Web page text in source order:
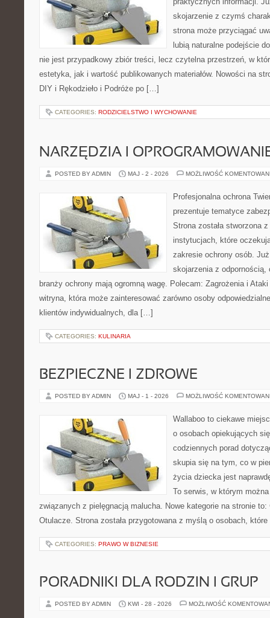
skojarzenie z czymś
strona może przyciągać
lubią naturalne podejście
nie jest przypadkowy zbiór treści, lecz czytelna przestrzeń, w
estetyka, jak i wartość publikowanych materiałów. Nowości na
DIY i Rękodzieło i Podróże po […]
CATEGORIES: RODZICIELSTWO I WYCHOWANIE
NARZĘDZIA I
POSTED BY ADMIN MAJ - 2 - 2026 MOŻLIWOŚĆ
Profesjonalna ochrona
prezentuje tematyce
Strona została stworzona
instytucjach, które
zakresie ochrony osób.
skojarzenia z
branży ochrony mają ogromną wagę. Polecam: Zagrożenia i
witryna, która może zainteresować zarówno osoby
klientów indywidualnych, dla […]
CATEGORIES: KULINARIA
BEZPIECZNE I ZDROWE
POSTED BY ADMIN MAJ - 1 - 2026 MOŻLIWOŚĆ
Wallaboo to ciekawe
o osobach opiekujących
codziennych porad
skupia się na tym, co w
życia dziecka jest
To serwis, w którym
związanych z pielęgnacją malucha. Nowe kategorie na stronie
Otulacze. Strona została przygotowana z myślą o osobach,
CATEGORIES: PRAWO W BIZNESIE
PORADNIKI DLA RODZIN I GRUP
POSTED BY ADMIN KWI - 28 - 2026 MOŻLIWOŚĆ